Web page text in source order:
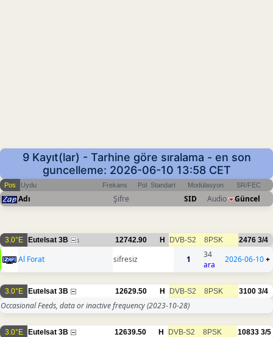
9 Kayıt(lar) - Tarhine göre sıralama - en son
guncelleme: 2026-06-10 13:58 CET
Pos Uydu Frekans Pol Standart Modülasyon SR/FEC
Adı Şifre SID Audio Güncel
3.0°E Eutelsat 3B 1 12742.90 H DVB-S2 8PSK 2476 3/4
Al Forat sifresiz 1
34
ara
2026-06-10+
3.0°E Eutelsat 3B 12629.50 H DVB-S2 8PSK 3100 3/4
Occasional Feeds, data or inactive frequency(2023-10-28)
3.0°E Eutelsat 3B 12639.50 H DVB-S2 8PSK 10833 3/5